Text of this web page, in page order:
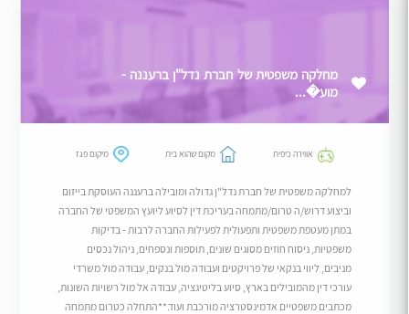
מחלקה משפטית של חברת נדל"ן ברעננה -
מוע�...
אווירה כיפית מקום שהוא בית מיקום פגז
למחלקה משפטית של חברת נדל"ן גדולה ומובילה ברעננה העוסקת בייזום
וביצוע דרוש/ה טרום/מתמחה בעריכת דין לסיוע ליועץ המשפטי של החברה
במתן מעטפת משפטית ותפעולית לפעילות החברה לרבות - בדיקות
משפטיות, ניסוח חוזים מסוגים שונים, תוספות ונספחים, ניהול נכסים
מניבים, ליווי בנקאי של פרויקטים ועבודה מול בנקים, עבודה מול משרדי
עורכי דין מהמובילים בארץ, סיוע בליטיגציה, עבודה אל מול רשויות השונות,
מכתבים משפטיים אדמינסטרציה מורכבת ועוד.**התחלה כטרום מתמחה